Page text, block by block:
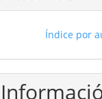
Índice por